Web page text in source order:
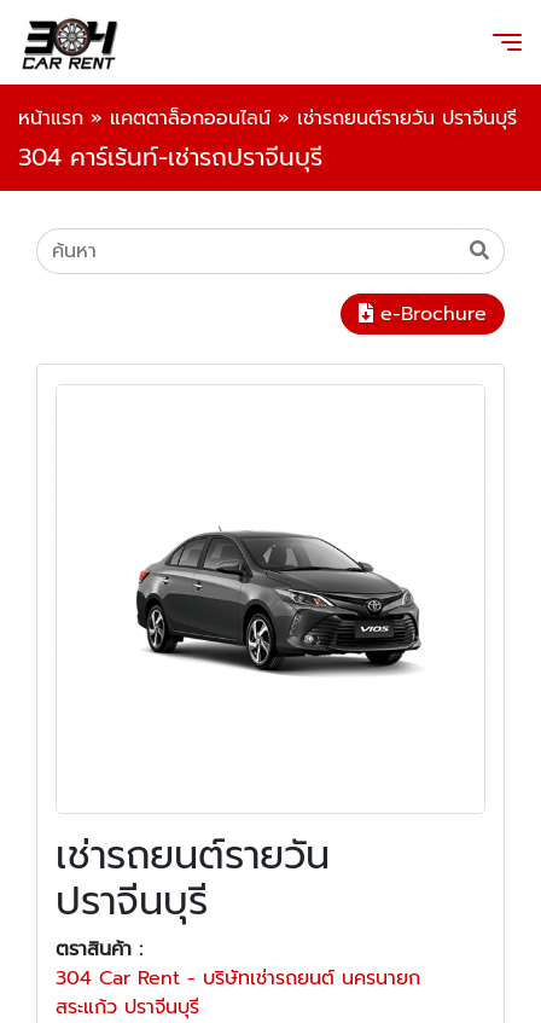
หน้าแรก » แคตตาล็อกออนไลน์ » เช่ารถยนต์รายวัน ปราจีนบุรี
304 คาร์เร้นท์-เช่ารถปราจีนบุรี
e-Brochure
เช่ารถยนต์รายวัน
ปราจีนบุรี
ตราสินค้า :
304 Car Rent - บริษัทเช่ารถยนต์ นครนายก
สระแก้ว ปราจีนบุรี